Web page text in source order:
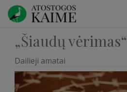
„Šiaudų vėrimas“
Dailieji amatai